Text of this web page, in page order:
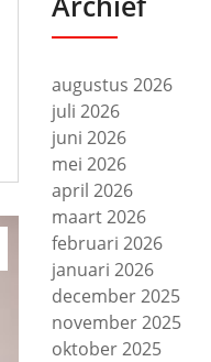
augustus 2026
juli 2026
juni 2026
mei 2026
april 2026
maart 2026
februari 2026
januari 2026
december 2025
november 2025
oktober 2025